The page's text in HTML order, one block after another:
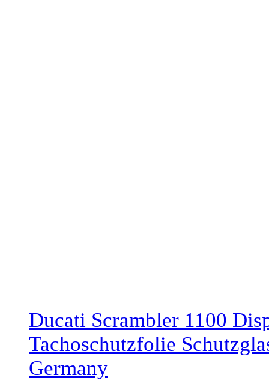
Ducati Scrambler 1100
Tachoschutzfolie
Germany